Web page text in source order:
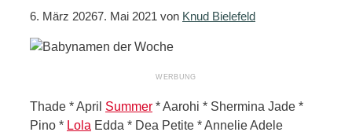
6. März 20267. Mai 2021 von Knud Bielefeld
Thade * April Summer * Aarohi * Shermina Jade *
Pino * Lola Edda * Dea Petite * Annelie Adele